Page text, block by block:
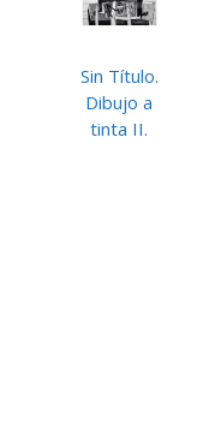
Sin Título.
Dibujo a
tinta II.